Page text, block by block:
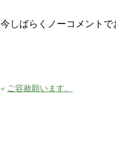
今しばらくノーコメントで
« ご容赦願います。